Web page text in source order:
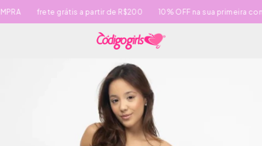
frete grátis a partir de R$200 10% OFF na sua primeira